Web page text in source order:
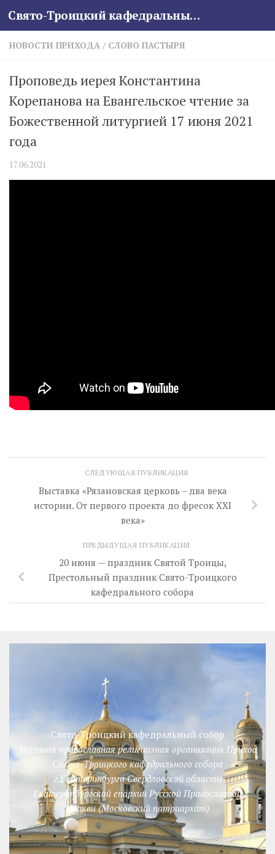
Skip to content Свято-Троицкий кафедральный собор
НОВОСТИ ПРИХОДА / СЛОВО ПАСТЫРЯ
Проповедь иерея Константина
Корепанова на Евангельское чтение за
Божественной литургией 17 июня 2021
года
17.06.2021
СЛЕДУЮЩАЯ ПУБЛИКАЦИЯ
Выставка «Рязановская церковь – два века
истории. От первого проекта до фресок ХХI
века»
ПРЕДЫДУЩАЯ ПУБЛИКАЦИЯ
20 июня — праздник Святой Троицы,
Престольный праздник Свято-Троицкого
кафедрального собора
Свято-Троицкий кафедральный собор
Местная православная религиозная организация Приход
Свято-Троицкого кафедрального собора
г.Екатеринбурга Свердловской области
Екатеринбургской епархии Русской Православной
Церкви (Московский патриархат)